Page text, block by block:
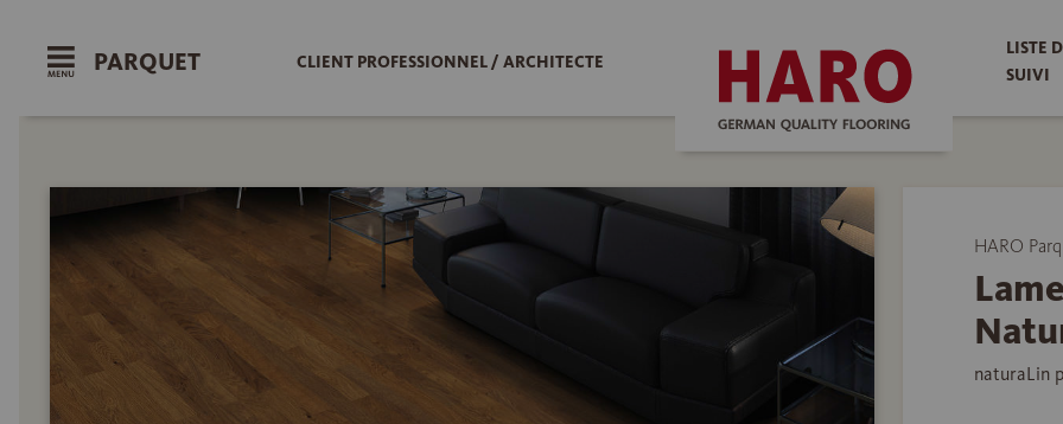
PARQUET CLIENT PROFESSIONNEL / ARCHITECTE
LISTE
SUIVI
HARO
naturaLin